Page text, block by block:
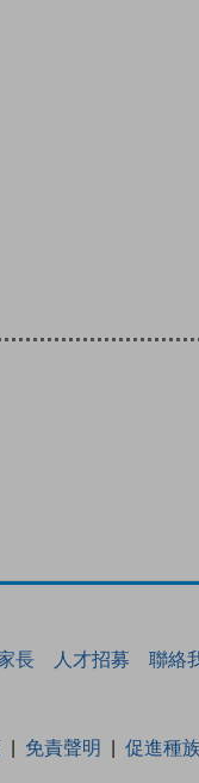
長 人才招募 聯絡
免責聲明 促進種